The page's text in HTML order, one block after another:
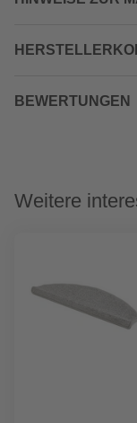
BEWERTUNGEN
Weitere